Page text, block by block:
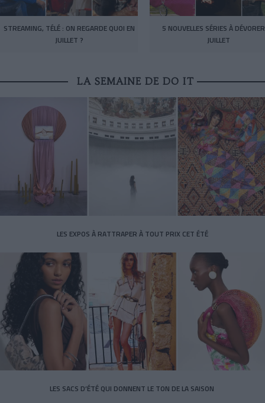
STREAMING, TÉLÉ : ON REGARDE QUOI EN
JUILLET ?
5 NOUVELLES SÉRIES À
JUILLET
LA SEMAINE DE DO IT
LES EXPOS À RATTRAPER À TOUT PRIX CET ÉTÉ
LES SACS D’ÉTÉ QUI DONNENT LE TON DE LA SAISON